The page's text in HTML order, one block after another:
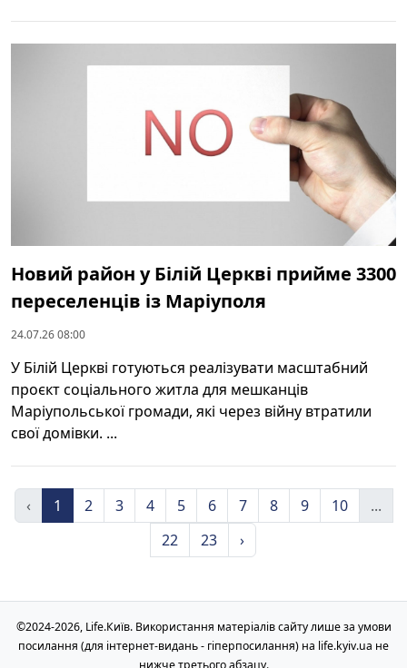
Новий район у Білій Церкві прийме 3300
переселенців із Маріуполя
24.07.26 08:00
У Білій Церкві готуються реалізувати масштабний
проєкт соціального житла для мешканців
Маріупольської громади, які через війну втратили
свої домівки. ...
‹ 1 2 3 4 5 6 7 8 9 10
...
22
23 ›
©2024-2026, Life.Київ. Використання матеріалів сайту лише за умови
посилання (для інтернет-видань - гіперпосилання) на life.kyiv.ua не
нижче третього абзацу.